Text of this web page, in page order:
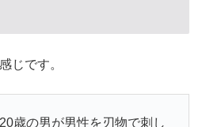
じです。
歳の男が男性を刃物で刺し